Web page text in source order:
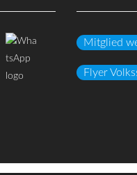
Mitglied
Flyer